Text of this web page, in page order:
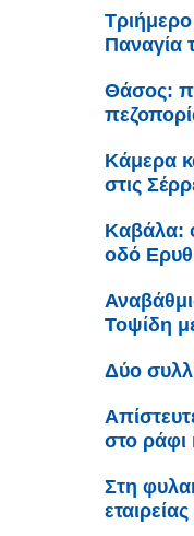
Παναγία
Θάσος:
Κάμερα
στις
Καβάλα:
οδό
Τοψίδη
Δύο
στο ράφι
Στη